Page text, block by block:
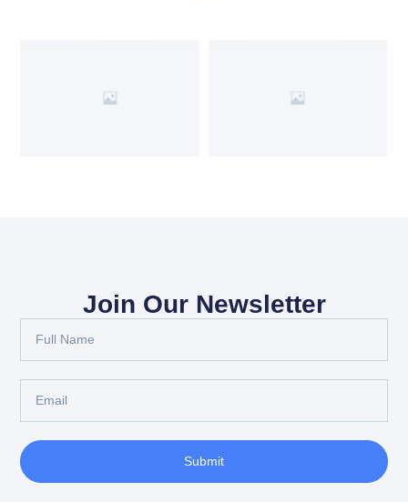
Join Our Newsletter
Submit